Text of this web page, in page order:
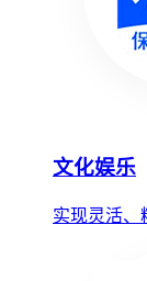
文化娱乐
实现灵活、